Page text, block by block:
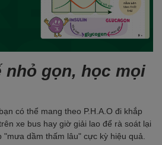
nhỏ gọn, học mọi
có thể mang theo P.H.A.O đi khắp
xe bus hay giờ giải lao để rà soát lại
dầm thấm lâu" cực kỳ hiệu quả.